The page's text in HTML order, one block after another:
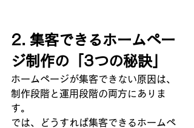
2. 集客できるホームペー
ジ制作の「3つの秘訣」
ホームページが集客できない原因は、
制作段階と運用段階の両方にありま
す。
では、どうすれば集客できるホームペ